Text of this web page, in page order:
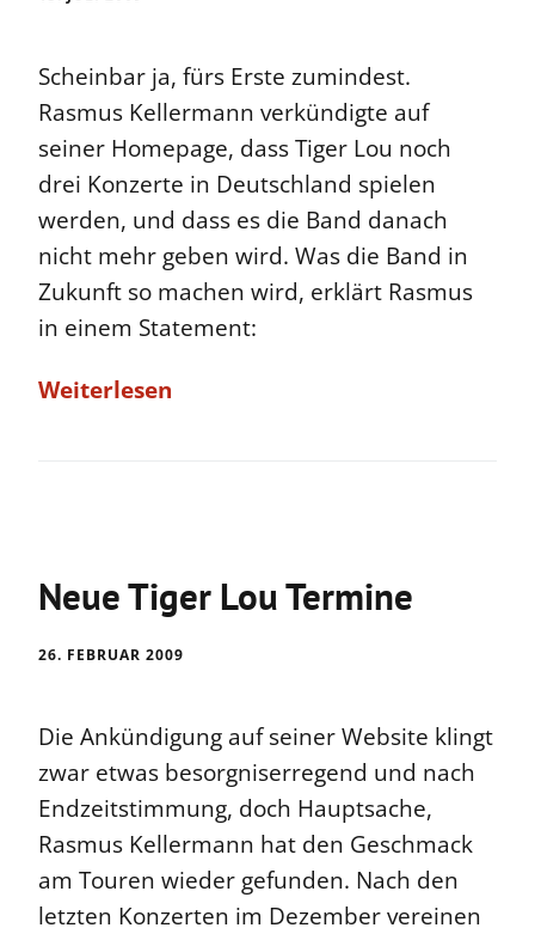
Scheinbar ja, fürs Erste zumindest.
Rasmus Kellermann verkündigte auf
seiner Homepage, dass Tiger Lou noch
drei Konzerte in Deutschland spielen
werden, und dass es die Band danach
nicht mehr geben wird. Was die Band in
Zukunft so machen wird, erklärt Rasmus
in einem Statement:
Weiterlesen
Neue Tiger Lou Termine
26. FEBRUAR 2009
Die Ankündigung auf seiner Website klingt
zwar etwas besorgniserregend und nach
Endzeitstimmung, doch Hauptsache,
Rasmus Kellermann hat den Geschmack
am Touren wieder gefunden. Nach den
letzten Konzerten im Dezember vereinen